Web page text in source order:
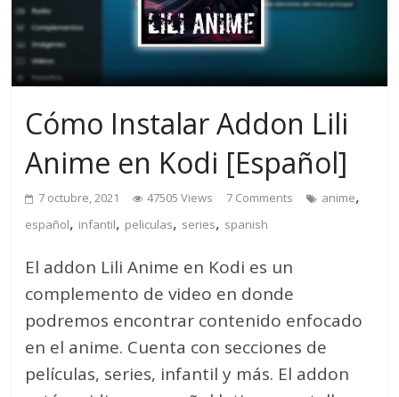
Cómo Instalar Addon Lili
Anime en Kodi [Español]
7 octubre, 2021 47505 Views 7 Comments anime,
español, infantil, peliculas, series, spanish
El addon Lili Anime en Kodi es un
complemento de video en donde
podremos encontrar contenido enfocado
en el anime. Cuenta con secciones de
películas, series, infantil y más. El addon